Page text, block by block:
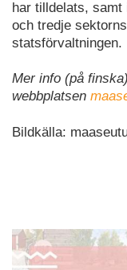
har tilldelats, samt
och tredje
statsförvaltningen.
Mer info (på
webbplatsen
Bildkälla: